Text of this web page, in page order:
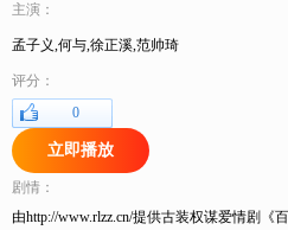
主演：
孟子义,何与,徐正溪,范帅琦
评分：
0
立即播放
剧情：
由http://www.rlzz.cn/提供古装权谋爱情剧《